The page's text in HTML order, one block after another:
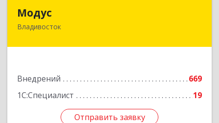
Модус
Владивосток
Внедрений
669
1С:Специалист
19
Отправить заявку
690034, Приморский край, Владивосток г,
Отправить заявку